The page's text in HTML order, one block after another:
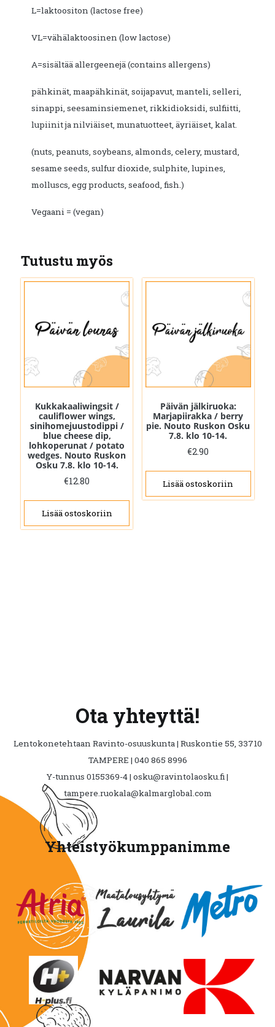
L=laktoositon (lactose free)
VL=vähälaktoosinen (low lactose)
A=sisältää allergeenejä (contains allergens)
pähkinät, maapähkinät, soijapavut, manteli, selleri,
sinappi, seesaminsiemenet, rikkidioksidi, sulfiitti,
lupiinit ja nilviäiset, munatuotteet, äyriäiset, kalat.
(nuts, peanuts, soybeans, almonds, celery, mustard,
sesame seeds, sulfur dioxide, sulphite, lupines,
molluscs, egg products, seafood, fish.)
Vegaani = (vegan)
Tutustu myös
Kukkakaaliwingsit /
cauliflower wings,
sinihomejuustodippi /
blue cheese dip,
lohkoperunat / potato
wedges. Nouto Ruskon
Osku 7.8. klo 10-14.
€12.80
Lisää ostoskoriin
Päivän jälkiruoka:
Marjapiirakka / berry
pie. Nouto Ruskon Osku
7.8. klo 10-14.
€2.90
Lisää ostoskoriin
Ota yhteyttä!
Lentokonetehtaan Ravinto-osuuskunta | Ruskontie 55, 33710
TAMPERE | 040 865 8996
Y-tunnus 0155369-4 | osku@ravintolaosku.fi |
tampere.ruokala@kalmarglobal.com
Yhteistyökumppanimme